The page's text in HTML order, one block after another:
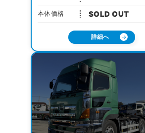
本体価格
詳細へ